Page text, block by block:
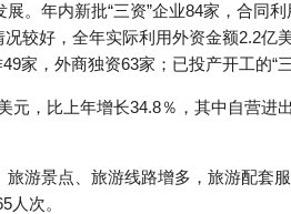
。年内新批“三资”企业84家，合同
较好，全年实际利用外资金额2.2亿
家，外商独资63家；已投产开工的“三
元，比上年增长34.8％，其中自营
游景点、旅游线路增多，旅游配套
人次。